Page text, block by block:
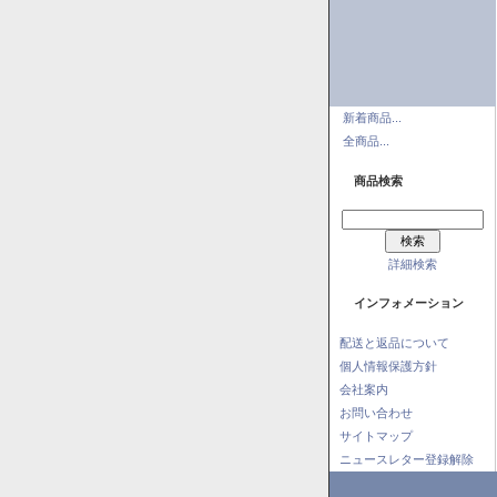
新着商品...
全商品...
商品検索
詳細検索
インフォメーション
配送と返品について
個人情報保護方針
会社案内
お問い合わせ
サイトマップ
ニュースレター登録解除